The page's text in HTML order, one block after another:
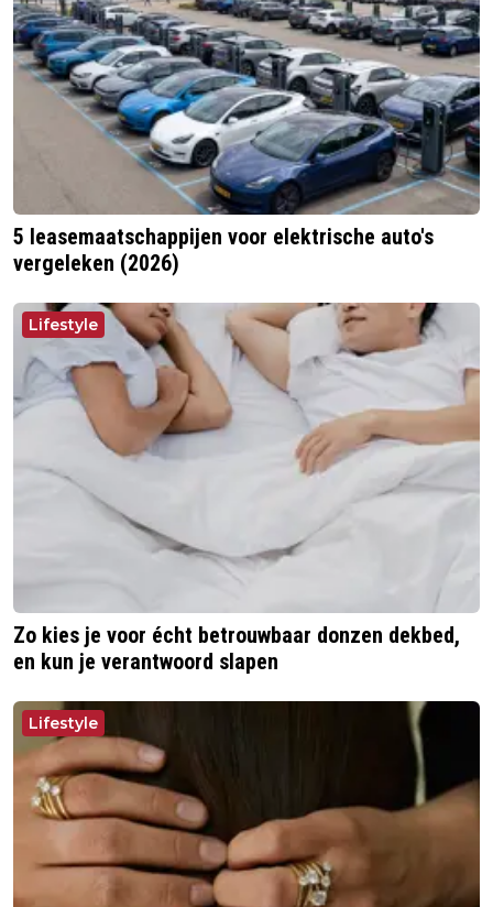
5 leasemaatschappijen voor elektrische auto's
vergeleken (2026)
Lifestyle
Zo kies je voor écht betrouwbaar donzen dekbed,
en kun je verantwoord slapen
Lifestyle